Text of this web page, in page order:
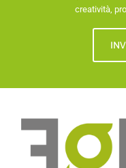
creatività,